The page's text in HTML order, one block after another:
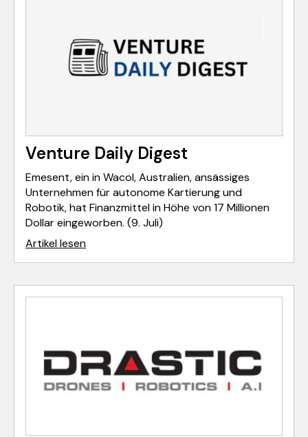
Venture Daily Digest
Emesent, ein in Wacol, Australien, ansässiges
Unternehmen für autonome Kartierung und
Robotik, hat Finanzmittel in Höhe von 17 Millionen
Dollar eingeworben. (9. Juli)
Artikel lesen